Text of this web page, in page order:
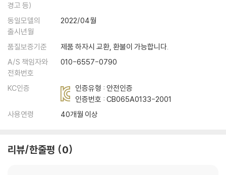
경고 등)
동일모델의
출시년월
2022/04월
품질보증기준
제품 하자시 교환, 환불이 가능합니다.
A/S 책임자와
전화번호
010-6557-0790
KC인증
인증유형 : 안전인증
인증번호 :CB065A0133-2001
사용연령
40개월 이상
리뷰/한줄평 0